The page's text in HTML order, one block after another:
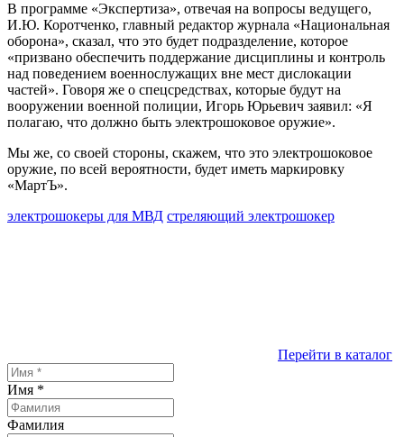
В программе «Экспертиза», отвечая на вопросы ведущего,
И.Ю. Коротченко, главный редактор журнала «Национальная
оборона», сказал, что это будет подразделение, которое
«призвано обеспечить поддержание дисциплины и контроль
над поведением военнослужащих вне мест дислокации
частей». Говоря же о спецсредствах, которые будут на
вооружении военной полиции, Игорь Юрьевич заявил: «Я
полагаю, что должно быть электрошоковое оружие».
Мы же, со своей стороны, скажем, что это электрошоковое
оружие, по всей вероятности, будет иметь маркировку
«МартЪ».
электрошокеры для МВД стреляющий электрошокер
Перейти в каталог
Имя *
Фамилия